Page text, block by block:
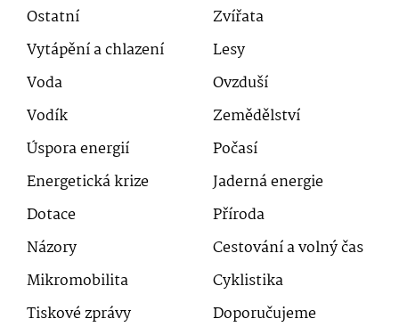
Ostatní
Zvířata
Vytápění a chlazení
Lesy
Voda
Ovzduší
Vodík
Zemědělství
Úspora energií
Počasí
Energetická krize
Jaderná energie
Dotace
Příroda
Názory
Cestování a volný čas
Mikromobilita
Cyklistika
Tiskové zprávy
Doporučujeme